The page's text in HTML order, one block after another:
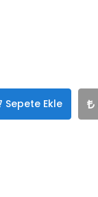
Sepete Ekle